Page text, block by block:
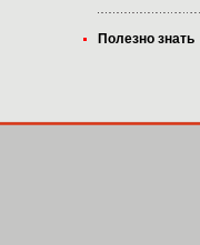
Полезно знать